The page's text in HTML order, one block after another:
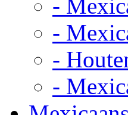
-
-
-
-